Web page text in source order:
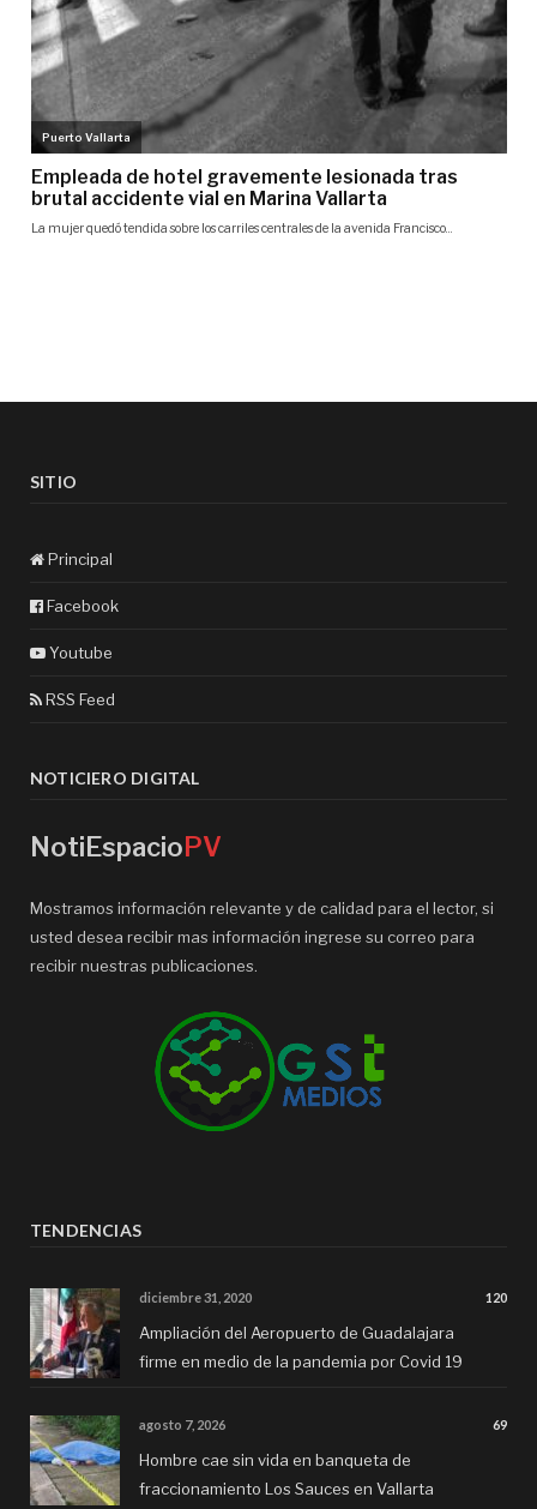
SITIO
Principal
Facebook
Youtube
RSS Feed
NOTICIERO DIGITAL
NotiEspacioPV
Mostramos información relevante y de calidad para el lector, si
usted desea recibir mas información ingrese su correo para
recibir nuestras publicaciones.
TENDENCIAS
diciembre 31, 2020 120
Ampliación del Aeropuerto de Guadalajara
firme en medio de la pandemia por Covid 19
agosto 7, 2026 69
Hombre cae sin vida en banqueta de
fraccionamiento Los Sauces en Vallarta